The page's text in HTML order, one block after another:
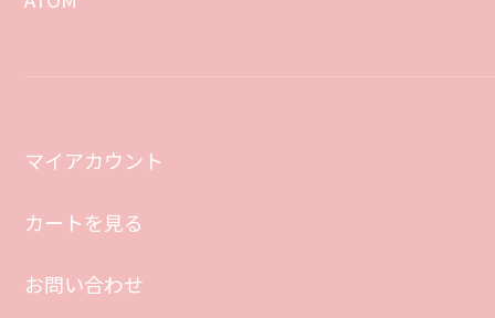
マイアカウント
カートを見る
お問い合わせ